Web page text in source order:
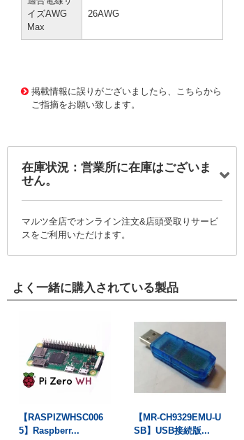
イズAWG
Max
26AWG
掲載情報に誤りがございましたら、こちらから
ご指摘をお願い致します。
在庫状況：営業所に在庫はございま
せん。
マルツ全店でオンライン注文&店頭受取りサービ
スをご利用いただけます。
よく一緒に購入されている製品
【RASPIZWHSC006
5】Raspberr...
【MR-CH9329EMU-U
SB】USB接続版...